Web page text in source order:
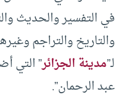
في التفسير والحديث
والتاريخ والتراجم
لـ”مدينة الجزائر” التي
عبد الرحمان”.